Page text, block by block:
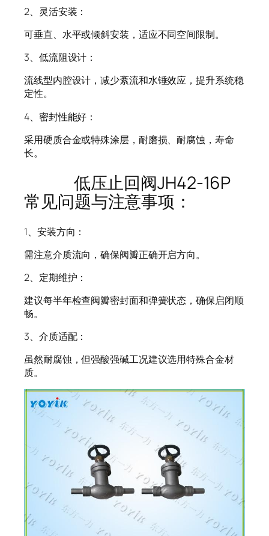
2、灵活安装：
可垂直、水平或倾斜安装，适应不同空间限制。
3、低流阻设计：
流线型内腔设计，减少紊流和水锤效应，提升系统稳
定性。
4、密封性能好：
采用硬质合金或特殊涂层，耐磨损、耐腐蚀，寿命
长。
低压止回阀JH42-16P
常见问题与注意事项：
1、安装方向：
需注意介质流向，确保阀瓣正确开启方向。
2、定期维护：
建议每半年检查阀瓣密封面和弹簧状态，确保启闭顺
畅。
3、介质适配：
虽然耐腐蚀，但强酸强碱工况建议选用特殊合金材
质。